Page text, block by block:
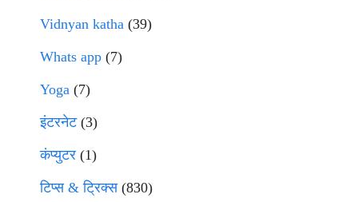
Vidnyan katha (39)
Whats app (7)
Yoga (7)
इंटरनेट(3)
कंप्युटर (1)
टिप्स & ट्रिक्स(830)